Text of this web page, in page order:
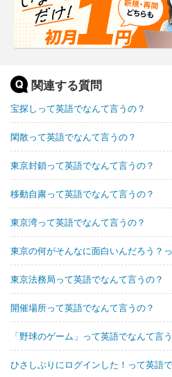
関連する質問
宝探しって英語でなんて言うの？
閑散って英語でなんて言うの？
東京封鎖って英語でなんて言うの？
移動自粛って英語でなんて言うの？
東京湾って英語でなんて言うの？
東京の何がそんなに面白いんだろう？
東京法務局って英語でなんて言うの？
開催場所って英語でなんて言うの？
「野球のゲーム」って英語でなんて言
ひさしぶりにログインした！って英語